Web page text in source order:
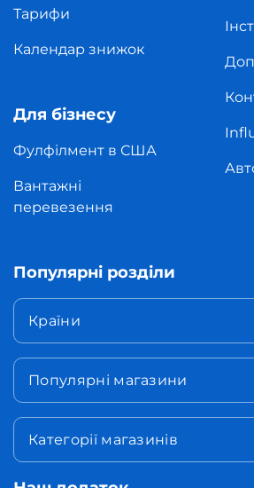
Тарифи
Календар знижок
Для бізнесу
Фулфілмент в США
Вантажні
перевезення
Популярні розділи
Країни
Популярні магазини
Категорії магазинів